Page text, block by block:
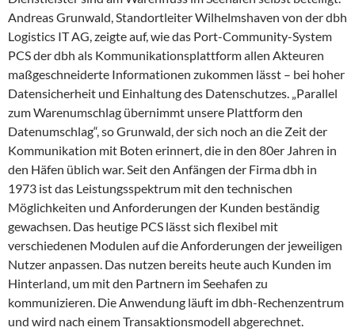
Andreas Grunwald, Standortleiter Wilhelmshaven von der dbh
Logistics IT AG, zeigte auf, wie das Port-Community-System
PCS der dbh als Kommunikationsplattform allen Akteuren
maßgeschneiderte Informationen zukommen lässt – bei hoher
Datensicherheit und Einhaltung des Datenschutzes. „Parallel
zum Warenumschlag übernimmt unsere Plattform den
Datenumschlag“, so Grunwald, der sich noch an die Zeit der
Kommunikation mit Boten erinnert, die in den 80er Jahren in
den Häfen üblich war. Seit den Anfängen der Firma dbh in
1973 ist das Leistungsspektrum mit den technischen
Möglichkeiten und Anforderungen der Kunden beständig
gewachsen. Das heutige PCS lässt sich flexibel mit
verschiedenen Modulen auf die Anforderungen der jeweiligen
Nutzer anpassen. Das nutzen bereits heute auch Kunden im
Hinterland, um mit den Partnern im Seehafen zu
kommunizieren. Die Anwendung läuft im dbh-Rechenzentrum
und wird nach einem Transaktionsmodell abgerechnet.